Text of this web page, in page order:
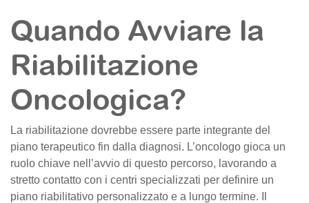
Quando Avviare la
Riabilitazione
Oncologica?
La riabilitazione dovrebbe essere parte integrante del
piano terapeutico fin dalla diagnosi. L’oncologo gioca un
ruolo chiave nell’avvio di questo percorso, lavorando a
stretto contatto con i centri specializzati per definire un
piano riabilitativo personalizzato e a lungo termine. Il